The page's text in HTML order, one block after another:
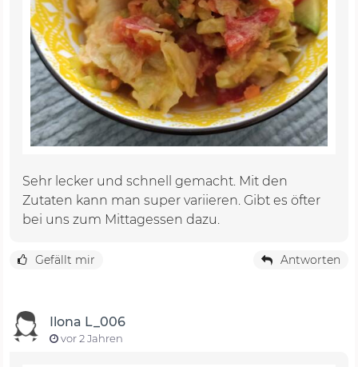
Sehr lecker und schnell gemacht. Mit den
Zutaten kann man super variieren. Gibt es öfter
bei uns zum Mittagessen dazu.
Gefällt mir Antworten
Ilona L_006
vor 2 Jahren